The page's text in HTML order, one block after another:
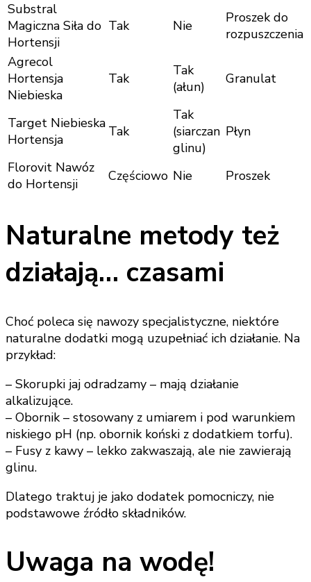
Substral
Magiczna Siła do
Hortensji
Tak Nie
Proszek do
rozpuszczenia
Agrecol
Hortensja
Niebieska
Tak
Tak
(ałun)
Granulat
Target Niebieska
Hortensja
Tak
Tak
(siarczan
glinu)
Płyn
Florovit Nawóz
do Hortensji
Częściowo Nie Proszek
Naturalne metody też
działają… czasami
Choć poleca się nawozy specjalistyczne, niektóre
naturalne dodatki mogą uzupełniać ich działanie. Na
przykład:
– Skorupki jaj odradzamy – mają działanie
alkalizujące.
– Obornik – stosowany z umiarem i pod warunkiem
niskiego pH (np. obornik koński z dodatkiem torfu).
– Fusy z kawy – lekko zakwaszają, ale nie zawierają
glinu.
Dlatego traktuj je jako dodatek pomocniczy, nie
podstawowe źródło składników.
Uwaga na wodę!